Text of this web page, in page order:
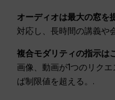
オーディオは最大の窓を
対応し、長時間の講義や
複合モダリティの指示は
画像、動画が1つのリク
ば制限値を超える。.